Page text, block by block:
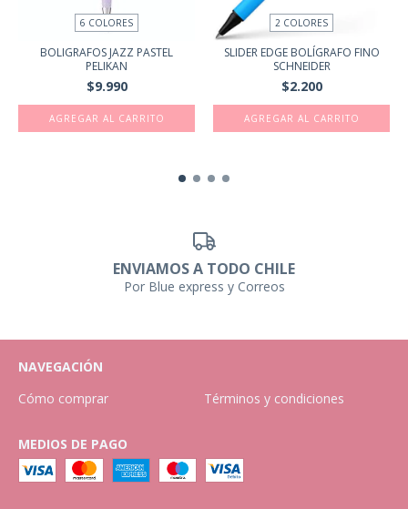
6 COLORES
BOLIGRAFOS JAZZ PASTEL
PELIKAN
$9.990
AGREGAR AL CARRITO
2 COLORES
SLIDER EDGE BOLÍGRAFO FINO
SCHNEIDER
$2.200
AGREGAR AL CARRITO
ENVIAMOS A TODO CHILE
Por Blue express y Correos
NAVEGACIÓN
Cómo comprar
Términos y condiciones
MEDIOS DE PAGO